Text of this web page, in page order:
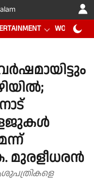
WORLD CUP
മുരളീധരൻ